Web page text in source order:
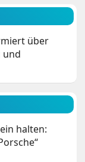
über
und
halten: